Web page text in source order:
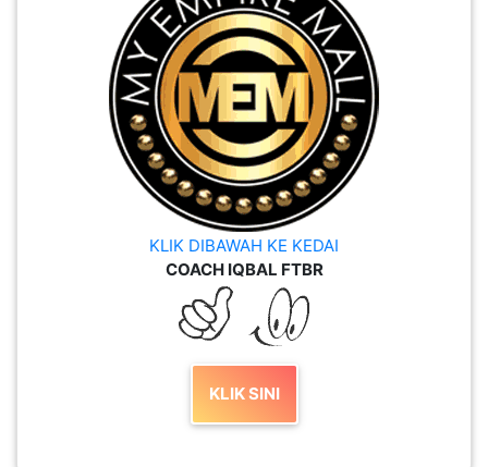
KLIK DIBAWAH KE KEDAI
COACH IQBAL FTBR
KLIK SINI